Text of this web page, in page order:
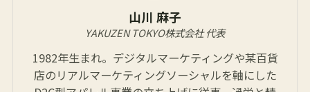
山川 麻子
YAKUZEN TOKYO株式会社 代表
1982年生まれ。デジタルマーケティングや某百貨
店のリアルマーケティングソーシャルを軸にした